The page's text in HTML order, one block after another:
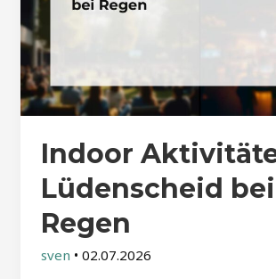
Indoor
Lüdenscheid bei
Regen
sven • 02.07.2026